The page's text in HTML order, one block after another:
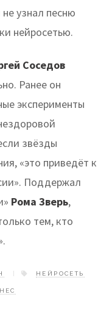
узнал песню
нейросетью.
Соседов
Ранее он
эксперименты
звёзды
«это приведёт к
Поддержал
Рома Зверь,
тем, кто
НЕЙРОСЕТЬ